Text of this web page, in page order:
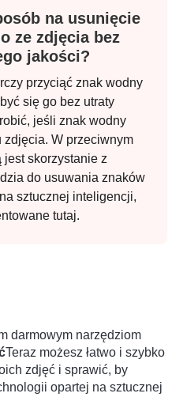
na usunięcie
ze zdjęcia bez
jakości?
przyciąć znak wodny
się go bez utraty
jeśli znak wodny
W przeciwnym
jest skorzystanie z
do usuwania znaków
sztucznej inteligencji,
tutaj.
darmowym narzędziom
Teraz możesz łatwo i szybko
zdjęć i sprawić, by
opartej na sztucznej